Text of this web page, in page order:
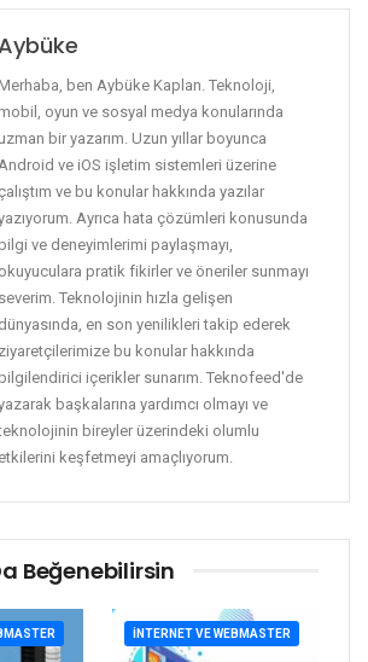
Merhaba, ben Aybüke Kaplan. Teknoloji,
mobil, oyun ve sosyal medya konularında
uzman bir yazarım. Uzun yıllar boyunca
Android ve iOS işletim sistemleri üzerine
çalıştım ve bu konular hakkında yazılar
Ayrıca hata çözümleri konusunda
bilgi ve deneyimlerimi paylaşmayı,
okuyuculara pratik fikirler ve öneriler sunmayı
severim. Teknolojinin hızla gelişen
dünyasında, en son yenilikleri takip ederek
ziyaretçilerimize bu konular hakkında
bilgilendirici içerikler sunarım. Teknofeed'de
başkalarına yardımcı olmayı ve
bireyler üzerindeki olumlu
etkilerini keşfetmeyi amaçlıyorum.
Beğenebilirsin
İNTERNET VE WEBMASTER